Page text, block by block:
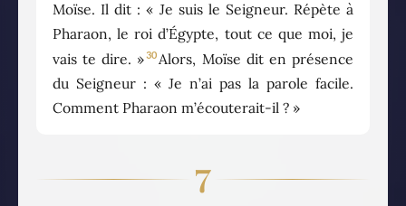
Moïse. Il dit : « Je suis le Seigneur. Répète à
Pharaon, le roi d’Égypte, tout ce que moi, je
vais te dire. »30Alors, Moïse dit en présence
du Seigneur : « Je n’ai pas la parole facile.
Comment Pharaon m’écouterait-il ? »
7